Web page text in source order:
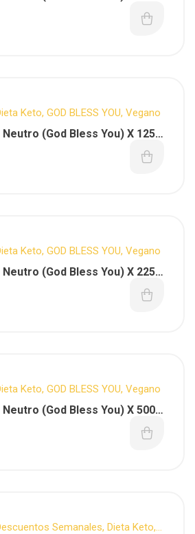
Keto, GOD BLESS YOU, Vegano
(God Bless You) X 125
Keto, GOD BLESS YOU, Vegano
(God Bless You) X 225
Keto, GOD BLESS YOU, Vegano
(God Bless You) X 500
Semanales, Dieta Keto,